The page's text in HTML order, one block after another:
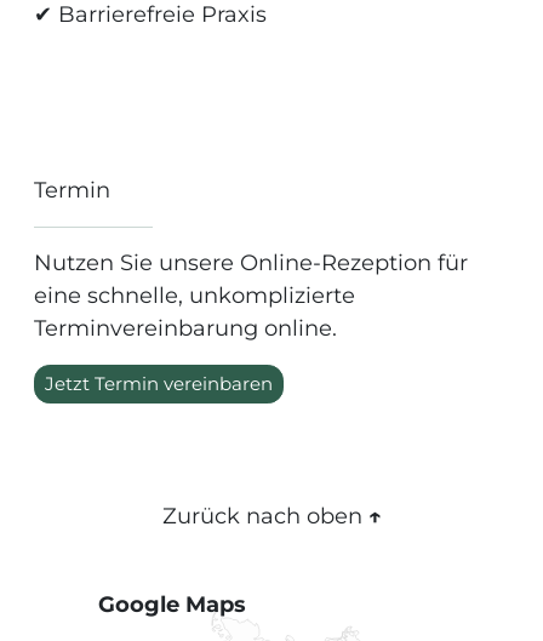
✔ Barrierefreie Praxis
Termin
Nutzen Sie unsere Online-Rezeption für
eine schnelle, unkomplizierte
Terminvereinbarung online.
Jetzt Termin vereinbaren
Zurück nach oben ↑
Google Maps